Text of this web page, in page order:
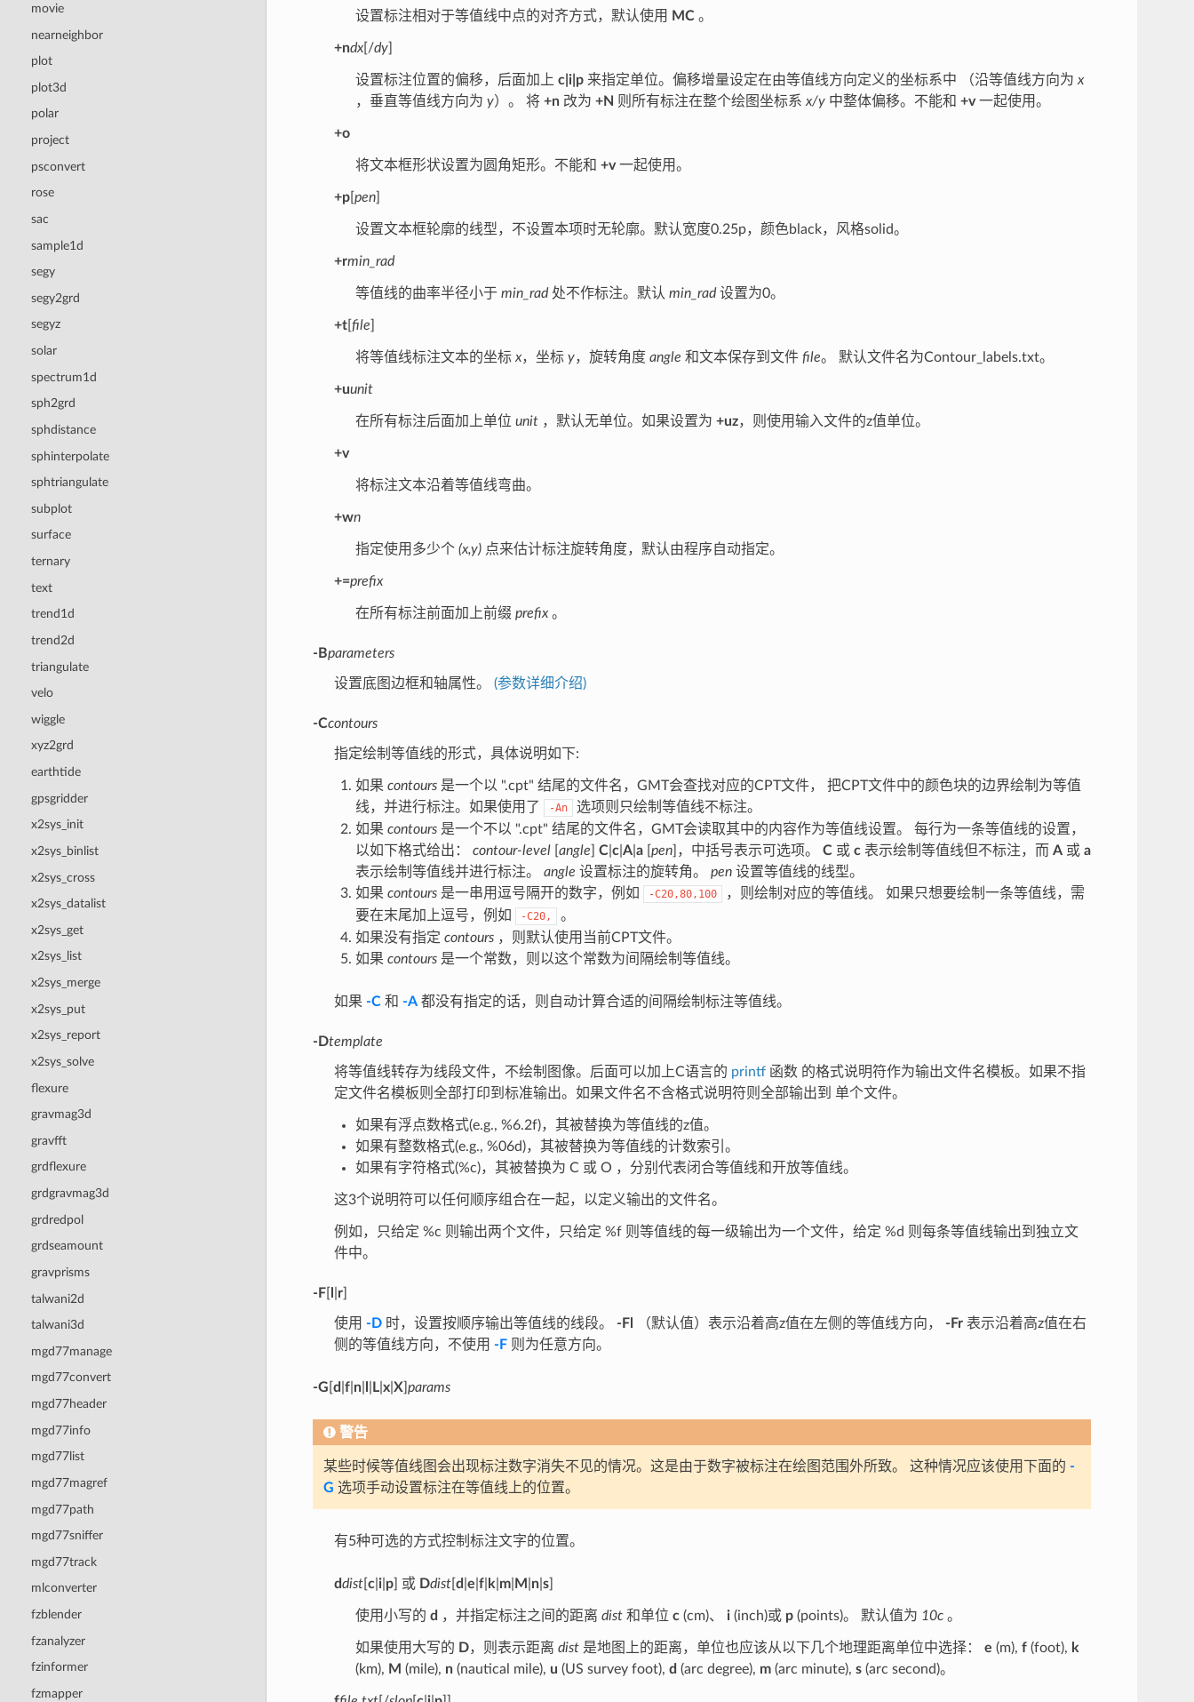
movie
nearneighbor
plot
plot3d
polar
project
psconvert
rose
sac
sample1d
segy
segy2grd
segyz
solar
spectrum1d
sph2grd
sphdistance
sphinterpolate
sphtriangulate
subplot
surface
ternary
text
trend1d
trend2d
triangulate
velo
wiggle
xyz2grd
earthtide
gpsgridder
x2sys_init
x2sys_binlist
x2sys_cross
x2sys_datalist
x2sys_get
x2sys_list
x2sys_merge
x2sys_put
x2sys_report
x2sys_solve
flexure
gravmag3d
gravfft
grdflexure
grdgravmag3d
grdredpol
grdseamount
gravprisms
talwani2d
talwani3d
mgd77manage
mgd77convert
mgd77header
mgd77info
mgd77list
mgd77magref
mgd77path
mgd77sniffer
mgd77track
mlconverter
fzblender
fzanalyzer
fzinformer
fzmapper
设置标注相对于等值线中点的对齐方式，默认使用 MC。
+ndx[/dy]
设置标注位置的偏移，后面加上 c|i|p来指定单位。偏移增量设定在由等值线方向定义的坐标系中 （沿等值线方向为x
，垂直等值线方向为 y）。 将 +n改为 +N 则所有标注在整个绘图坐标系x/y中整体偏移。不能和 +v一起使用。
+o
将文本框形状设置为圆角矩形。不能和 +v一起使用。
+p[ pen]
设置文本框轮廓的线型，不设置本项时无轮廓。默认宽度0.25p，颜色black，风格solid。
+rmin_rad
等值线的曲率半径小于 min_rad处不作标注。默认 min_rad设置为0。
+t[ file
将等值线标注文本的坐标x，坐标 y，旋转角度 angle 和文本保存到文件 file。 默认文件名为Contour_labels.txt。
+uunit
在所有标注后面加上单位 unit，默认无单位。如果设置为 +uz，则使用输入文件的z值单位。
+v
将标注文本沿着等值线弯曲。
+wn
指定使用多少个 (x,y)点来估计标注旋转角度，默认由程序自动指定。
+=prefix
在所有标注前面加上前缀 prefix。
-Bparameters
设置底图边框和轴属性。 (参数详细介绍)
-Ccontours
指定绘制等值线的形式，具体说明如下:
如果 contours是一个以 ".cpt" 结尾的文件名，GMT会查找对应的CPT文件， 把CPT文件中的颜色块的边界绘制为等值
线，并进行标注。如果使用了
-An
选项则只绘制等值线不标注。
如果 contours是一个不以 ".cpt" 结尾的文件名，GMT会读取其中的内容作为等值线设置。 每行为一条等值线的设置，
以如下格式给出： contour-level[ angle C| c| A| a[ pen]，中括号表示可选项。 C或 c表示绘制等值线但不标注，而 A或 a
表示绘制等值线并进行标注。 angle 设置标注的旋转角。 pen设置等值线的线型。
如果 contours是一串用逗号隔开的数字，例如 -C20,80,100
，则绘制对应的等值线。 如果只想要绘制一条等值线，需
要在末尾加上逗号，例如
-C20,
。
如果没有指定 contours，则默认使用当前CPT文件。
如果 contours是一个常数，则以这个常数为间隔绘制等值线。
如果 -C和 -A都没有指定的话，则自动计算合适的间隔绘制标注等值线。
-Dtemplate
将等值线转存为线段文件，不绘制图像。后面可以加上C语言的 printf函数 的格式说明符作为输出文件名模板。如果不指
定文件名模板则全部打印到标准输出。如果文件名不含格式说明符则全部输出到 单个文件。
如果有浮点数格式(e.g., %6.2f)，其被替换为等值线的z值。
如果有整数格式(e.g., %06d)，其被替换为等值线的计数索引。
如果有字符格式(%c)，其被替换为 C 或 O ，分别代表闭合等值线和开放等值线。
这3个说明符可以任何顺序组合在一起，以定义输出的文件名。
例如，只给定 %c 则输出两个文件，只给定 %f 则等值线的每一级输出为一个文件，给定 %d 则每条等值线输出到独立文
件中。
-F[ r]
使用 -D时，设置按顺序输出等值线的线段。 -Fl （默认值）表示沿着高z值在左侧的等值线方向， -Fr表示沿着高z值在右
侧的等值线方向，不使用 -F则为任意方向。
-G d f| n| L| x| X] params
警告
某些时候等值线图会出现标注数字消失不见的情况。这是由于数字被标注在绘图范围外所致。 这种情况应该使用下面的 -
G 选项手动设置标注在等值线上的位置。
有5种可选的方式控制标注文字的位置。
ddist[ c| i| p] 或 Ddist[ d e f| k| m| M n| s]
使用小写的 d ，并指定标注之间的距离 dist和单位 c(cm)、 i(inch)或 p(points)。 默认值为 10c。
如果使用大写的 D，则表示距离 dist是地图上的距离，单位也应该从以下几个地理距离单位中选择： e (m), f(foot), k
(km), M (mile), n(nautical mile), u (US survey foot), d (arc degree), m(arc minute), s(arc second)。